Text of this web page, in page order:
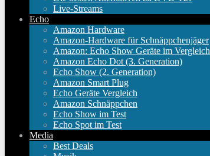
Live-Streams
Echo
Amazon Hardware
Amazon-Hardware für Schnäppchenjäger
Amazon: Echo Show Geräte im Vergleich
Amazon Echo Dot (3. Generation)
Echo Show (2. Generation)
Amazon Smart Plug
Echo Geräte Vergleich
Amazon Schnäppchen
Echo Show im Test
Echo Spot im Test
Media
Best Deals